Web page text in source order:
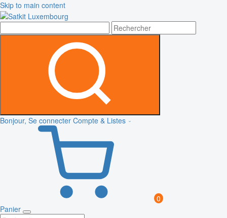
Skip to main content
Bonjour, Se connecter Compte & Listes
0
Panier